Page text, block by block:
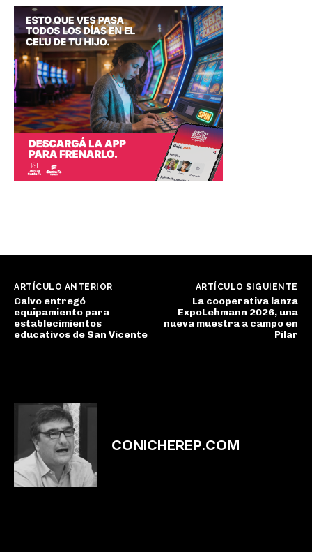
ARTÍCULO ANTERIOR
Calvo entregó
equipamiento para
establecimientos
educativos de San Vicente
ARTÍCULO SIGUIENTE
La cooperativa lanza
ExpoLehmann 2026, una
nueva muestra a campo en
Pilar
CONICHEREP.COM